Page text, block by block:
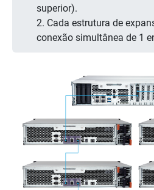
superior).
2. Cada estrutura de
conexão simultânea de 1